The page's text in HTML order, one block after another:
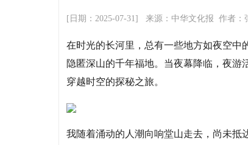
[日期：2025-07-31] 来源：中华文化报 作者：
在时光的长河里，总有一些地方如夜空中
隐匿深山的千年福地。当夜幕降临，夜
穿越时空的探秘之旅。
我随着涌动的人潮向响堂山走去，尚未抵